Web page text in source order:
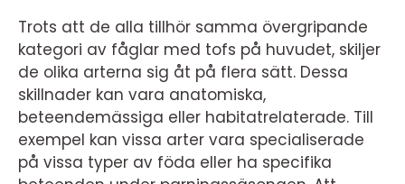
Trots att de alla tillhör samma övergripande
kategori av fåglar med tofs på huvudet, skiljer
de olika arterna sig åt på flera sätt. Dessa
skillnader kan vara anatomiska,
beteendemässiga eller habitatrelaterade. Till
exempel kan vissa arter vara specialiserade
på vissa typer av föda eller ha specifika